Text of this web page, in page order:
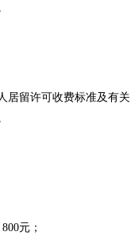
居留许可收费标准及有关
元；